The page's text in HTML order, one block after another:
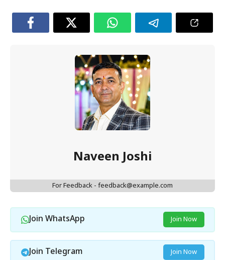
Naveen Joshi
For Feedback - feedback@example.com
Join WhatsApp Join Now
Join Telegram Join Now